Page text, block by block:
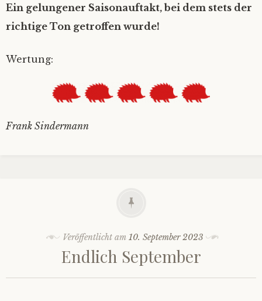
Ein gelungener Saisonauftakt, bei dem stets der
richtige Ton getroffen wurde!
Wertung:
Frank Sindermann
Veröffentlicht am 10. September 2023
Endlich September